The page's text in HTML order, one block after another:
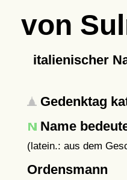
von
italienischer
Gedenktag
Name
(latein.: aus dem
Ordensmann